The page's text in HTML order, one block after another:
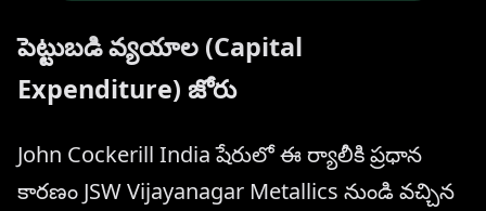
పెట్టుబడి వ్యయాల (Capital
Expenditure) జోరు
John Cockerill India షేరులో ఈ ర్యాలీకి ప్రధాన
కారణం JSW Vijayanagar Metallics నుండి వచ్చిన